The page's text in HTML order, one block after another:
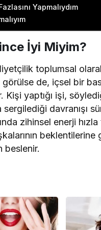
Yapmalıydım
İyi Miyim?
toplumsal
de, içsel bir
Kişi yaptığı işi,
sergilediği davranışı
zihinsel enerji
beklentilerine
beslenir.